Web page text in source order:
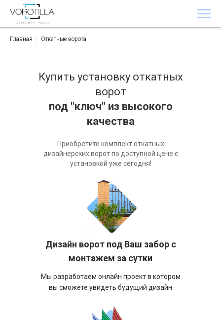
Главная / Откатные ворота
Купить установку откатных
ворот
под "ключ" из высокого
качества
Приобретите комплект откатных
дизайнерских ворот по доступной цене с
установкой уже сегодня!
Дизайн ворот под Ваш забор с
монтажем за сутки
Мы разработаем онлайн проект в котором
вы сможете увидеть будущий дизайн